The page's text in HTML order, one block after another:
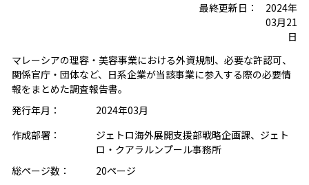
2024年
03月21
日
最終更新日：
マレーシアの理容・美容事業における外資規制、必要な許認可、
関係官庁・団体など、日系企業が当該事業に参入する際の必要情
報をまとめた調査報告書。
発行年月：
2024年03月
作成部署：
ジェトロ海外展開支援部戦略企画課、ジェト
ロ・クアラルンプール事務所
総ページ数：
20ページ